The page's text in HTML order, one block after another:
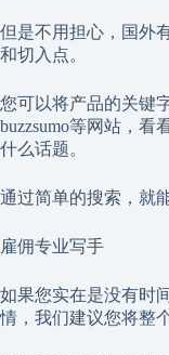
但是不用担心，国外
和切入点。
您可以将产品的关键
buzzsumo等网站，看
什么话题。
通过简单的搜索，就
雇佣专业写手
如果您实在是没有时
情，我们建议您将整